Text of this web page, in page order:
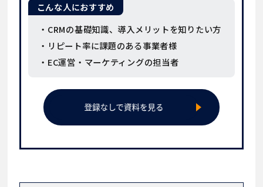
こんな人におすすめ
・CRMの基礎知識、導入メリットを知りたい方
・リピート率に課題のある事業者様
・EC運営・マーケティングの担当者